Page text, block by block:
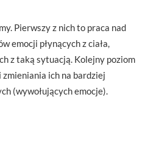
Pierwszy z nich to praca nad
emocji płynących z ciała,
z taką sytuacją. Kolejny poziom
ich na bardziej
(wywołujących emocje).